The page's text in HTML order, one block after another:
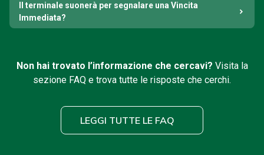
Il terminale suonerà per segnalare una Vincita
Immediata?
Non hai trovato l’informazione che cercavi? Visita la
sezione FAQ e trova tutte le risposte che cerchi.
LEGGI TUTTE LE FAQ